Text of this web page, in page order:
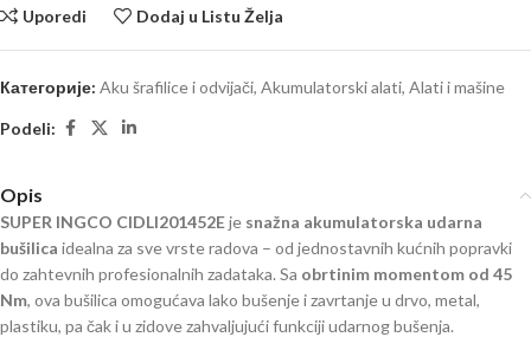
Uporedi Dodaj u Listu Želja
Категорије: Aku šrafilice i odvijači, Akumulatorski alati, Alati i mašine
Podeli:
Opis
SUPER INGCO CIDLI201452Eje snažna akumulatorska udarna
bušilica idealna za sve vrste radova – od jednostavnih kućnih popravki
do zahtevnih profesionalnih zadataka. Sa obrtinim momentom od 45
Nm, ova bušilica omogućava lako bušenje i zavrtanje u drvo, metal,
plastiku, pa čak i u zidove zahvaljujući funkciji udarnog bušenja.